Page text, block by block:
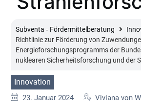
Subventa ‐ Fördermittelberatung
Richtlinie zur Förderung von
Energieforschungsprogramms der
nuklearen Sicherheitsforschung und der
Innovation
23. Januar 2024 Viviana von